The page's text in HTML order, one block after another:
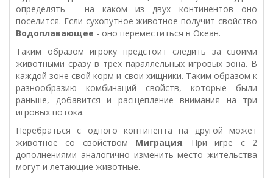
определять - на каком из двух континентов оно
поселится. Если сухопутное животное получит свойство
Водоплавающее - оно переместиться в Океан.
Таким образом игроку предстоит следить за своими
животными сразу в трех параллельных игровых зона. В
каждой зоне свой корм и свои хищники. Таким образом к
разнообразию комбинаций свойств, которые были
раньше, добавится и расщепление внимания на три
игровых потока.
Перебраться с одного континента на другой может
животное со свойством Миграция. При игре с 2
дополнениями аналогично изменить место жительства
могут и летающие животные.